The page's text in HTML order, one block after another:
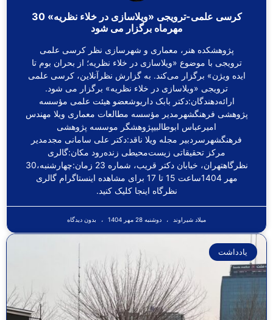
کرسی علمی-ترویجی «ویلاسازی در خلاء نظریه» 30
مهرماه برگزار می شود
پژوهشکده هنر، معماری و شهرسازی نظر کرسی علمی
ترویجی با موضوع «ویلاسازی در خلاء نظریه؛ از بحران بوم تا
ایده ویژن» برگزار می‌کند. به گزارش نظرآنلاین، کرسی علمی
ترویجی «ویلاسازی در خلاء نظریه» برگزار می شود.
ارائه‌دهندگان:دکتر بابک داریوشعضو هیئت علمی مؤسسه
پژوهشی فرهنگشهرمدیر مؤسسه مطالعات معماری ویلا مهندس
امیرعباس ابوطالبیپژوهشگر موسسه پژوهشی
فرهنگشهرسردبیر مجله ویلا ناقد:دکتر علی سامانی مجدمدیر
مرکز تحقیقاتی زیست‌محیطی زنده‌رود مکان:گالری
نظرگاهتهران، خیابان دکتر قریب، شماره 23 زمان:چهارشنبه،30
مهر 1404ساعت 15 تا 17 برای مشاهده اینستاگرام گالری
نظرگاه اینجا کلیک کنید.
میلاد شیراوند دوشنبه 28 مهر 1404 بدون دیدگاه
یادداشت